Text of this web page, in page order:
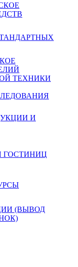
ТЕХНИКИ
И
ГОСТИНИЦ
(ВЫВОД